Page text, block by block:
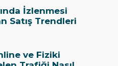
İzlenmesi
Satış Trendleri
ve Fiziki